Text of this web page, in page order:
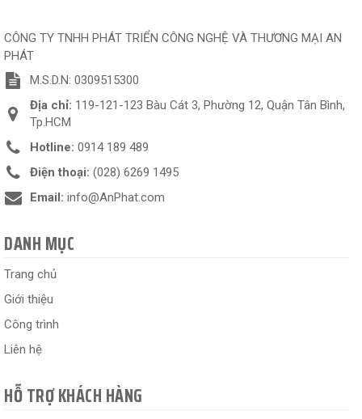
CÔNG TY TNHH PHÁT TRIỂN CÔNG NGHỆ VÀ THƯƠNG MẠI AN
PHÁT
M.S.D.N: 0309515300
Địa chỉ: 119-121-123 Bàu Cát 3, Phường 12, Quận Tân Bình,
Tp.HCM
Hotline: 0914 189 489
Điện thoại: (028) 6269 1495
Email: info@AnPhat.com
DANH MỤC
Trang chủ
Giới thiệu
Công trình
Liên hệ
HỖ TRỢ KHÁCH HÀNG